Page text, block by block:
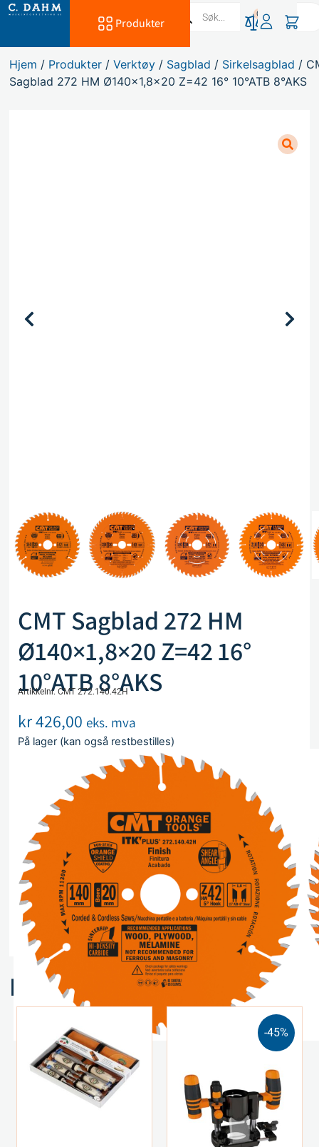
Produkter
0
Hjem / Produkter /Verktøy / Sagblad / Sirkelsagblad /
Sagblad 272 HM Ø140×1,8×20 Z=42 16° 10°ATB 8°AKS
CMT Sagblad 272 HM
Ø140×1,8×20 Z=42 16°
10°ATB 8°AKS
Artikkelnr. CMT 272.140.42H
kr426,00 eks. mva
På lager (kan også restbestilles)
Legg i handlekurv
Legg i ønskeliste
Beskrivelse
Spesifikasjoner
Relaterte produkter
-45%